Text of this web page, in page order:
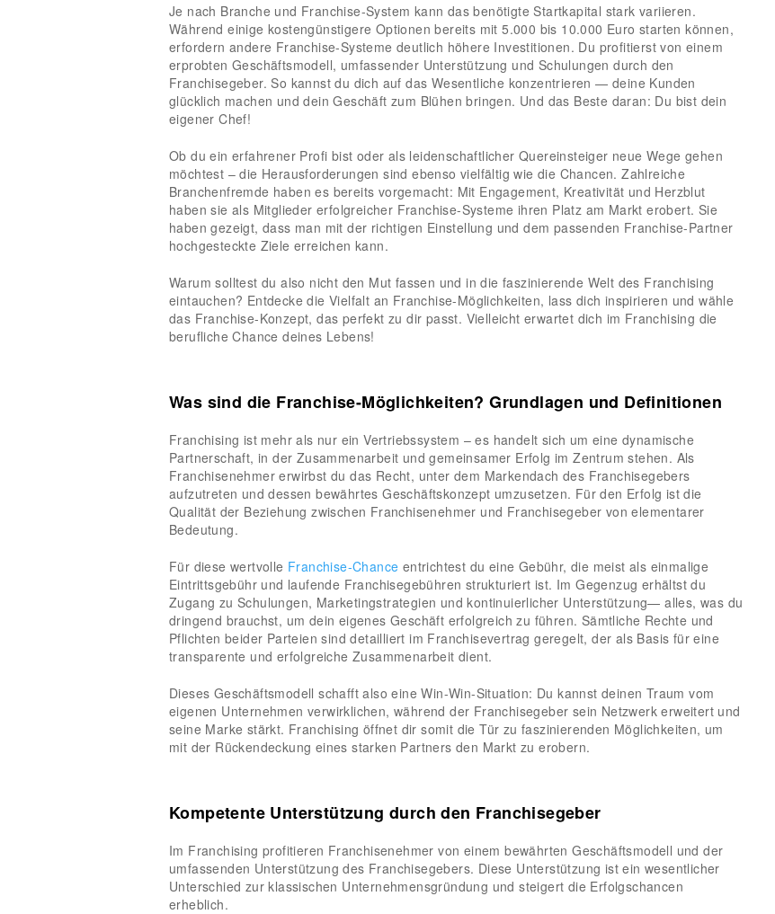
Je nach Branche und Franchise-System kann das benötigte Startkapital stark variieren.
Während einige kostengünstigere Optionen bereits mit 5.000 bis 10.000 Euro starten können,
erfordern andere Franchise-Systeme deutlich höhere Investitionen. Du profitierst von einem
erprobten Geschäftsmodell, umfassender Unterstützung und Schulungen durch den
Franchisegeber. So kannst du dich auf das Wesentliche konzentrieren — deine Kunden
glücklich machen und dein Geschäft zum Blühen bringen. Und das Beste daran: Du bist dein
eigener Chef!
Ob du ein erfahrener Profi bist oder als leidenschaftlicher Quereinsteiger neue Wege gehen
möchtest – die Herausforderungen sind ebenso vielfältig wie die Chancen. Zahlreiche
Branchenfremde haben es bereits vorgemacht: Mit Engagement, Kreativität und Herzblut
haben sie als Mitglieder erfolgreicher Franchise-Systeme ihren Platz am Markt erobert. Sie
haben gezeigt, dass man mit der richtigen Einstellung und dem passenden Franchise-Partner
hochgesteckte Ziele erreichen kann.
Warum solltest du also nicht den Mut fassen und in die faszinierende Welt des Franchising
eintauchen? Entdecke die Vielfalt an Franchise-Möglichkeiten, lass dich inspirieren und wähle
das Franchise-Konzept, das perfekt zu dir passt. Vielleicht erwartet dich im Franchising die
berufliche Chance deines Lebens!
Was sind die Franchise-Möglichkeiten? Grundlagen und Definitionen
Franchising ist mehr als nur ein Vertriebssystem – es handelt sich um eine dynamische
Partnerschaft, in der Zusammenarbeit und gemeinsamer Erfolg im Zentrum stehen. Als
Franchisenehmer erwirbst du das Recht, unter dem Markendach des Franchisegebers
aufzutreten und dessen bewährtes Geschäftskonzept umzusetzen. Für den Erfolg ist die
Qualität der Beziehung zwischen Franchisenehmer und Franchisegeber von elementarer
Bedeutung.
Für diese wertvolle Franchise-Chance entrichtest du eine Gebühr, die meist als einmalige
Eintrittsgebühr und laufende Franchisegebühren strukturiert ist. Im Gegenzug erhältst du
Zugang zu Schulungen, Marketingstrategien und kontinuierlicher Unterstützung— alles, was du
dringend brauchst, um dein eigenes Geschäft erfolgreich zu führen. Sämtliche Rechte und
Pflichten beider Parteien sind detailliert im Franchisevertrag geregelt, der als Basis für eine
transparente und erfolgreiche Zusammenarbeit dient.
Dieses Geschäftsmodell schafft also eine Win-Win-Situation: Du kannst deinen Traum vom
eigenen Unternehmen verwirklichen, während der Franchisegeber sein Netzwerk erweitert und
seine Marke stärkt. Franchising öffnet dir somit die Tür zu faszinierenden Möglichkeiten, um
mit der Rückendeckung eines starken Partners den Markt zu erobern.
Kompetente Unterstützung durch den Franchisegeber
Im Franchising profitieren Franchisenehmer von einem bewährten Geschäftsmodell und der
umfassenden Unterstützung des Franchisegebers. Diese Unterstützung ist ein wesentlicher
Unterschied zur klassischen Unternehmensgründung und steigert die Erfolgschancen
erheblich.